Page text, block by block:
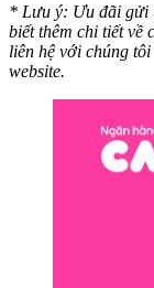
* Lưu ý: Ưu đãi gửi
biết thêm chi tiết về
liên hệ với chúng
website.